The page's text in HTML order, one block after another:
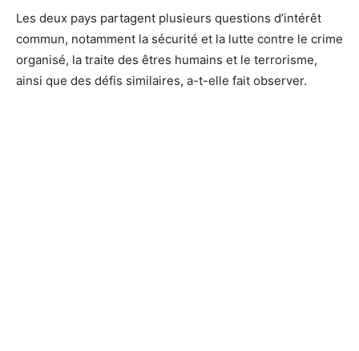
Les deux pays partagent plusieurs questions d’intérêt
commun, notamment la sécurité et la lutte contre le crime
organisé, la traite des êtres humains et le terrorisme,
ainsi que des défis similaires, a-t-elle fait observer.